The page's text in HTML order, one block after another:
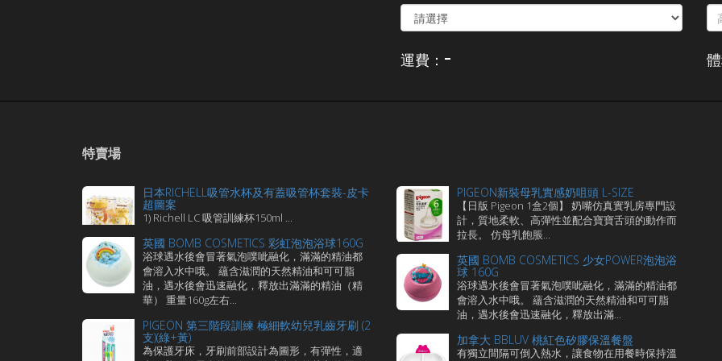
運費： -
特賣場
日本RICHELL吸管水杯及有蓋吸管杯套裝-皮卡
超圖案
1) Richell LC 吸管訓練杯150ml ...
英國 BOMB COSMETICS 彩虹泡泡浴球160G
浴球遇水後會冒著氣泡噗呲融化，滿滿的精油都
會溶入水中哦。 蘊含滋潤的天然精油和可可脂
油，遇水後會迅速融化，釋放出滿滿的精油（精
華） 重量160g左右...
PIGEON 第三階段訓練 極細軟幼兒乳齒牙刷 (2
支)(綠+黃)
為保護牙床，牙刷前部設計為圖形，有彈性，適
PIGEON新裝母乳實感奶咀頭 L-SIZE
【日版 Pigeon 1盒2個】 奶嘴仿真實乳房專門設
計，質地柔軟、高彈性並配合寶寶舌頭的動作而
拉長。 仿母乳飽脹...
英國 BOMB COSMETICS 少女POWER泡泡浴
球 160G
浴球遇水後會冒著氣泡噗呲融化，滿滿的精油都
會溶入水中哦。 蘊含滋潤的天然精油和可可脂
油，遇水後會迅速融化，釋放出滿...
加拿大 BBLUV 桃紅色矽膠保溫餐盤
有獨立間隔可倒入熱水，讓食物在用餐時保持溫